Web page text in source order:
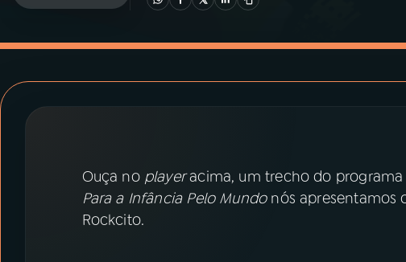
06VIDEOCASTS
PRÊMIO RÁDIO MEC
Ouça no playeracima, um trecho do programa
Para a Infância Pelo Mundonós apresentamos
Rockcito.